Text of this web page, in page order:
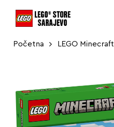
Početna LEGO Minecraft